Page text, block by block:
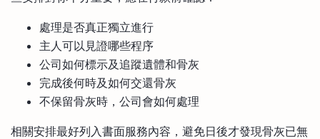
處理是否真正獨立進行
主人可以見證哪些程序
公司如何標示及追蹤遺體和骨灰
完成後何時及如何交還骨灰
不保留骨灰時，公司會如何處理
相關安排最好列入書面服務內容，避免日後才發現骨灰已無